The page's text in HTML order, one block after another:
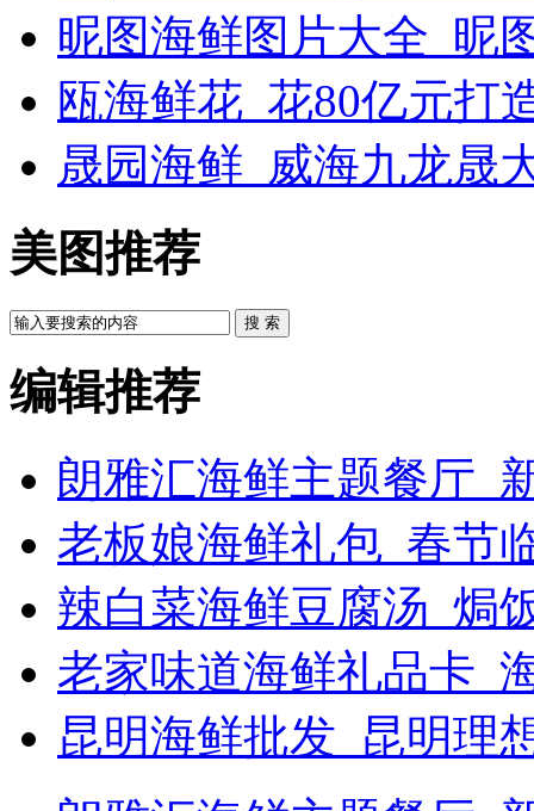
昵图海鲜图片大全_昵
瓯海鲜花_花80亿元打
晟园海鲜_威海九龙晟
美图推荐
搜 索
编辑推荐
朗雅汇海鲜主题餐厅_
老板娘海鲜礼包_春节
辣白菜海鲜豆腐汤_焗
老家味道海鲜礼品卡_
昆明海鲜批发_昆明理